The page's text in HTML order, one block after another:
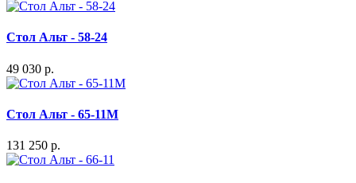
Стол Альт - 58-24
49 030 р.
Стол Альт - 65-11M
131 250 р.